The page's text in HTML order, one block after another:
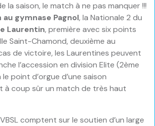
la saison, le match à ne pas manquer !!!
au gymnase Pagnol, la Nationale 2 du
Laurentin, première avec six points
Saint-Chamond, deuxième au
de victoire, les Laurentines peuvent
l’accession en division Elite (2ème
point d’orgue d’une saison
à coup sûr un match de très haut
comptent sur le soutien d’un large